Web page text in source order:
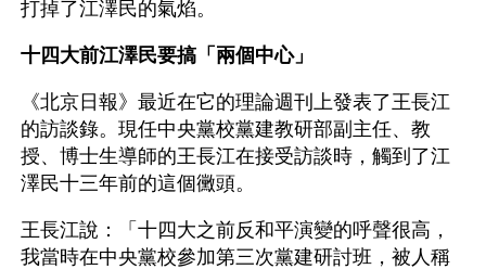
打掉了江澤民的氣焰。
十四大前江澤民要搞「兩個中心」
《北京日報》最近在它的理論週刊上發表了王長江
的訪談錄。現任中央黨校黨建教研部副主任、教
授、博士生導師的王長江在接受訪談時，觸到了江
澤民十三年前的這個黴頭。
王長江說：「十四大之前反和平演變的呼聲很高，
我當時在中央黨校參加第三次黨建研討班，被人稱